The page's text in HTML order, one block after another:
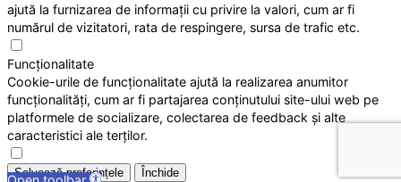
ajută la furnizarea de informații cu privire la valori, cum ar fi
numărul de vizitatori, rata de respingere, sursa de trafic etc.
Funcționalitate
Cookie-urile de funcționalitate ajută la realizarea anumitor
funcționalități, cum ar fi partajarea conținutului site-ului web pe
platformele de socializare, colectarea de feedback și alte
caracteristici ale terților.
Salvează preferințele Închide